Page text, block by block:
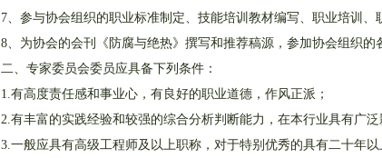
7、参与协会组织的职业标准制定、技能培训教材编写、职业培训、
8、为协会的会刊《防腐与绝热》撰写和推荐稿源，参加协会组织的
二、专家委员会委员应具备下列条件：
1.有高度责任感和事业心，有良好的职业道德，作风正派；
2.有丰富的实践经验和较强的综合分析判断能力，在本行业具有广泛
3.一般应具有高级工程师及以上职称，对于特别优秀的具有二十年